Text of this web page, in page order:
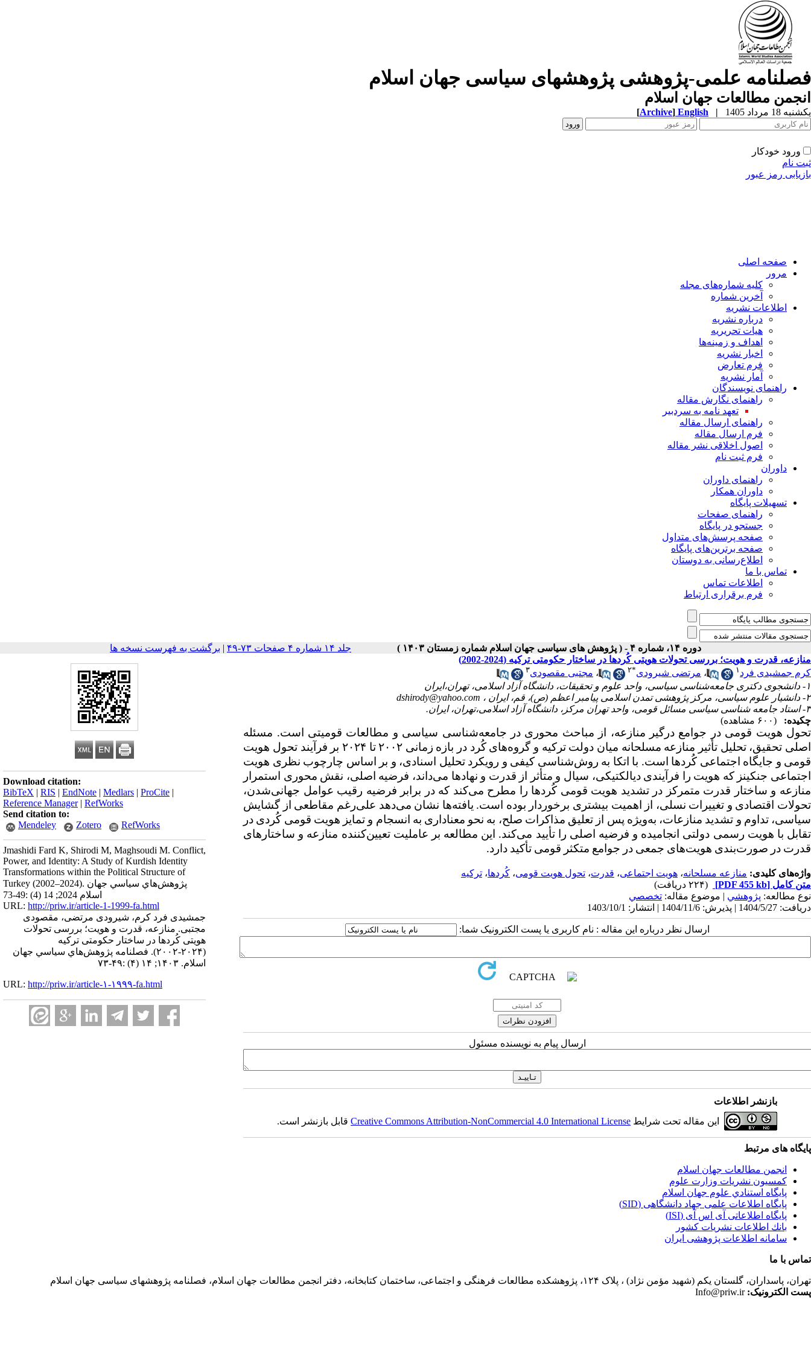
فصلنامه علمی-پژوهشی پژوهشهای سیاسی جهان اسلام
انجمن مطالعات جهان اسلام
یکشنبه 18 مرداد 1405 |
English
[Archive]
ورود خودکار
ثبت نام
بازیابی رمز عبور
صفحه اصلی
مرور
کلیه شماره‌های مجله
آخرین شماره
اطلاعات نشریه
درباره نشریه
هیات تحریریه
اهداف و زمینه‌ها
اخبار نشریه
فرم تعارض
آمار نشریه
راهنمای نویسندگان
راهنمای نگارش مقاله
تعهد نامه به سردبیر
راهنمای ارسال مقاله
فرم ارسال مقاله
اصول اخلاقی نشر مقاله
فرم ثبت نام
داوران
راهنمای داوران
داوران همکار
تسهیلات پایگاه
راهنمای صفحات
جستجو در پایگاه
صفحه پرسش‌های متداول
صفحه برترین‌های پایگاه
اطلاع‌رسانی به دوستان
تماس با ما
اطلاعات تماس
فرم برقراری ارتباط
دوره ۱۴، شماره ۴ - ( پژوهش های سیاسی جهان اسلام شماره زمستان ۱۴۰۳ ) جلد ۱۴ شماره ۴ صفحات ۷۳-۴۹ | برگشت به فهرست نسخه ها
Download citation:
BibTeX | RIS | EndNote | Medlars | ProCite |
Reference Manager| RefWorks
Send citation to:
Mendeley
Zotero RefWorks
Jmashidi Fard K, Shirodi M, Maghsoudi M. Conflict,
Power, and Identity: A Study of Kurdish Identity
Transformations within the Political Structure of
Turkey (2002–2024). پژوهش‌هاي سياسي جهان
اسلام 2024; 14 (4) :49-73
URL: http://priw.ir/article-1-1999-fa.html
جمشیدی فرد کرم، شیرودی مرتضی، مقصودی
مجتبی. منازعه، قدرت و هویت؛ بررسی تحولات
هویتی کُردها در ساختار حکومتی ترکیه
(۲۰۲۴-۲۰۰۲). فصلنامه پژوهش‌هاي سياسي جهان
اسلام. ۱۴۰۳; ۱۴ (۴) :۴۹-۷۳
URL: http://priw.ir/article-۱-۱۹۹۹-fa.html
منازعه، قدرت و هویت؛ بررسی تحولات هویتی کُردها در ساختار حکومتی ترکیه (2024-2002)
کرم جمشیدی فرد ۱ ، مرتضی شیرودی*۲ ، مجتبی مقصودی۳
۱- دانشجوی دکتری جامعه‌شناسی سیاسی، واحد علوم و تحقیقات، دانشگاه آزاد اسلامی، تهران،ایران
۲- دانشیار علوم سیاسی، مرکز پژوهشی تمدن اسلامی پیامبر اعظم (ص)، قم، ایران ،
dshirody@yahoo.com
۳- استاد جامعه شناسی سیاسی مسائل قومی، واحد تهران مرکز، دانشگاه آزاد اسلامی،تهران، ایران.
چکیده:
(۶۰۰ مشاهده)
تحول هویت قومی در جوامع درگیر منازعه، از مباحث محوری در جامعه‌شناسی سیاسی و مطالعات قومیتی است. مسئله
اصلی تحقیق، تحلیل تأثیر منازعه مسلحانه میان دولت ترکیه و گروه‌های کُرد در بازه زمانی ۲۰۰۲ تا ۲۰۲۴ بر فرآیند تحول هویت
قومی و جایگاه اجتماعی کُردها است. با اتکا به روش‌شناسی کیفی و رویکرد تحلیل اسنادی، و بر اساس چارچوب نظری هویت
اجتماعی جنکینز که هویت را فرآیندی دیالکتیکی، سیال و متأثر از قدرت و نهادها می‌داند، فرضیه اصلی، نقش محوری استمرار
منازعه و ساختار قدرت متمرکز در تشدید هویت قومی کُردها را مطرح می‌کند که در برابر فرضیه رقیب عوامل جهانی‌شدن،
تحولات اقتصادی و تغییرات نسلی، از اهمیت بیشتری برخوردار بوده است. یافته‌ها نشان می‌دهد علی‌رغم مقاطعی از گشایش
سیاسی، تداوم و تشدید منازعات، به‌ویژه پس از تعلیق مذاکرات صلح، به نحو معناداری به انسجام و تمایز هویت قومی کُردی در
تقابل با هویت رسمی دولتی انجامیده و فرضیه اصلی را تأیید می‌کند. این مطالعه بر عاملیت تعیین‌کننده منازعه و ساختارهای
قدرت در صورت‌بندی هویت‌های جمعی در جوامع متکثر قومی تأکید دارد.
واژه‌های کلیدی: منازعه مسلحانه، هویت اجتماعی، قدرت، تحول هویت قومی، کُردها، ترکیه
متن کامل [PDF 455 kb]
(۲۲۴ دریافت)
نوع مطالعه: پژوهشي | موضوع مقاله: تخصصي
دریافت: 1404/5/27 | پذیرش: 1404/11/6 | انتشار: 1403/10/1
ارسال نظر درباره این مقاله : نام کاربری یا پست الکترونیک شما:
ارسال پیام به نویسنده مسئول
بازنشر اطلاعات
این مقاله تحت شرایط Creative Commons Attribution-NonCommercial 4.0 International Licenseقابل بازنشر است.
پایگاه های مرتبط
انجمن مطالعات جهان اسلام
کمسیون نشریات وزارت علوم
پايگاه استنادي علوم جهان اسلام
پایگاه اطلاعات علمی جهاد دانشگاهی (SID)
پایگاه اطلاعاتی آی اس آی (ISI)
بانك اطلاعات نشريات كشور
سامانه اطلاعات پژوهشی ایران
تماس با ما
تهران، پاسداران، گلستان یکم (شهید مؤمن نژاد) ، پلاک ۱۲۴، پژوهشکده مطالعات فرهنگی و اجتماعی، ساختمان کتابخانه، دفتر انجمن مطالعات جهان اسلام، فصلنامه پژوهشهای سیاسی جهان اسلام
پست الکترونیک:Info@priw.ir